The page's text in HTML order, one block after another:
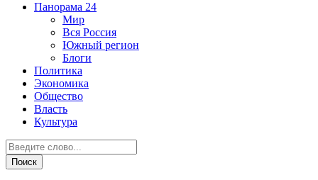
Панорама 24
Мир
Вся Россия
Южный регион
Блоги
Политика
Экономика
Общество
Власть
Культура